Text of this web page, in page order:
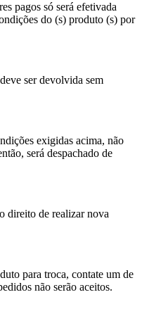
pagos só será efetivada
do (s) produto (s) por
ser devolvida sem
exigidas acima, não
será despachado de
direito de realizar nova
para troca, contate um de
não serão aceitos.